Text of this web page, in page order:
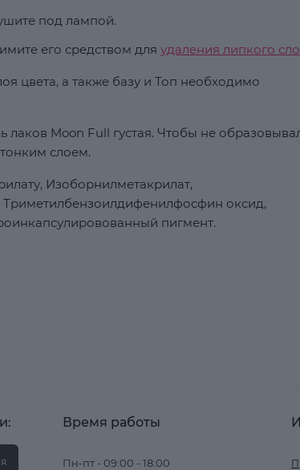
под лампой.
его средством для удаления липкого
цвета, а также базу и Топ необходимо
лаков Moon Full густая. Чтобы не
слоем.
Изоборнилметакрилат,
Триметилбензоилдифенилфосфин оксид,
пигмент.
Время работы
Пн-пт - 09:00 - 18:00